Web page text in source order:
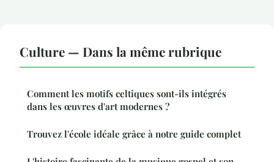
Culture — Dans la même rubrique
Comment les motifs celtiques sont-ils intégrés
dans les œuvres d'art modernes ?
Trouvez l'école idéale grâce à notre guide complet